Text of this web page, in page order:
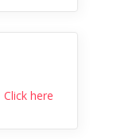
Click here